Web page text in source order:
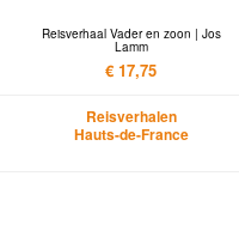
Reisverhaal Vader en zoon | Jos
Lamm
€ 17,75
Reisverhalen
Hauts-de-France